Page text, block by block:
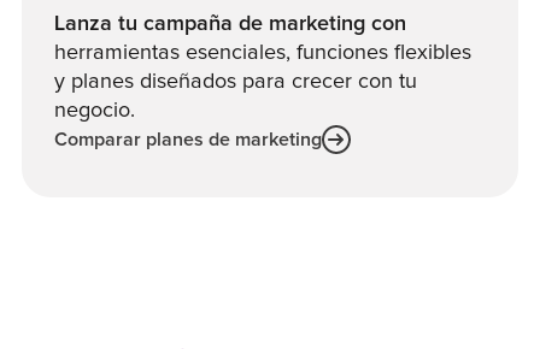
Lanza tu campaña de marketing con
herramientas esenciales, funciones flexibles
y planes diseñados para crecer con tu
negocio.
Comparar planes de marketing